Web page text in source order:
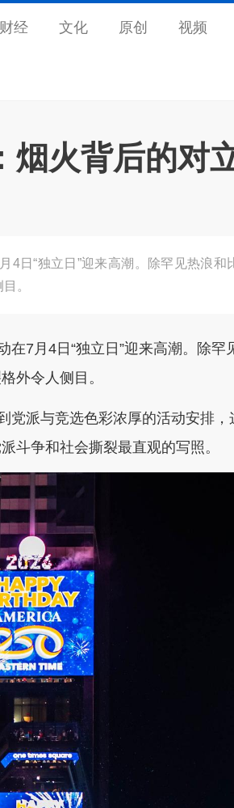
财经 文化 原创 视频
烟火背后的对
4日“独立日”迎来高潮。除罕见热浪和
。
7月4日“独立日”迎来高潮。除罕
外令人侧目。
党派与竞选色彩浓厚的活动安排
斗争和社会撕裂最直观的写照。